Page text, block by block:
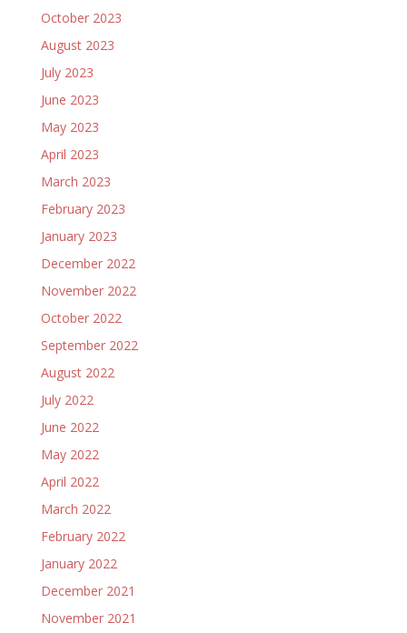
October 2023
August 2023
July 2023
June 2023
May 2023
April 2023
March 2023
February 2023
January 2023
December 2022
November 2022
October 2022
September 2022
August 2022
July 2022
June 2022
May 2022
April 2022
March 2022
February 2022
January 2022
December 2021
November 2021